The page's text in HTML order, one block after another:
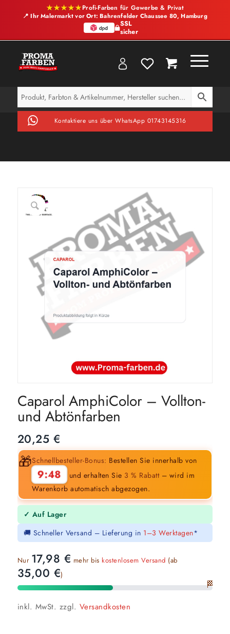
★★★★★Profi-Farben für Gewerbe & Privat
📍 Ihr Malermarkt vor Ort: Bahrenfelder Chaussee 80, Hamburg
SSL
sicher
Kontaktiere uns über WhatsApp 01743145316
Caparol AmphiColor – Vollton-
und Abtönfarben
20,25 €
🎁Schnellbesteller-Bonus: Bestellen Sie innerhalb von
9:47 und erhalten Sie 3 % Rabatt– wird im
Warenkorb automatisch abgezogen.
✓ Auf Lager
🚚 Schneller Versand – Lieferung in 1–3 Werktagen*
Nur 17,98 € mehr bis kostenlosem Versand (ab
35,00 €)
🏁
inkl. MwSt. zzgl. Versandkosten